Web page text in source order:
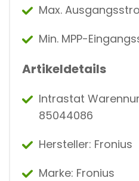
Max.
Min. MPP-
Artikeldetails
Intrastat
85044086
Hersteller: Fronius
Marke: Fronius